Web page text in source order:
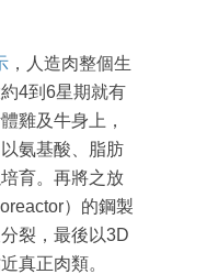
，人造肉整個生
4到6星期就有
雞及牛身上，
氨基酸、脂肪
育。再將之放
）的鋼製
裂，最後以3D
真正肉類。